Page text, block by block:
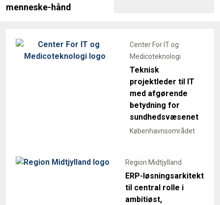
menneske-hånd
Center For IT og
Medicoteknologi
Teknisk
projektleder til IT
med afgørende
betydning for
sundhedsvæsenet
Københavnsområdet
Region Midtjylland
ERP-løsningsarkitekt
til central rolle i
ambitiøst,